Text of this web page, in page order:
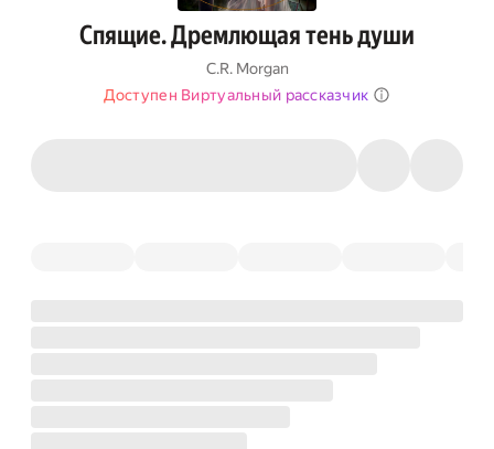
Спящие. Дремлющая тень души
C.R. Morgan
Доступен Виртуальный рассказчик